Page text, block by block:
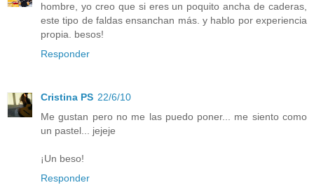
hombre, yo creo que si eres un poquito ancha de caderas,
este tipo de faldas ensanchan más. y hablo por experiencia
propia. besos!
Responder
Cristina PS 22/6/10
Me gustan pero no me las puedo poner... me siento como
un pastel... jejeje
¡Un beso!
Responder